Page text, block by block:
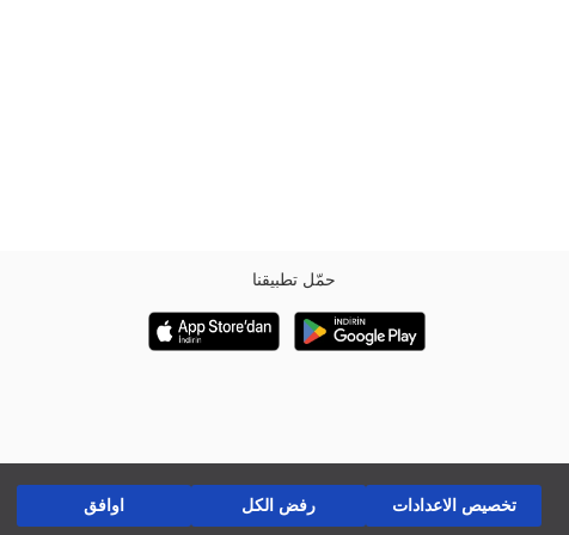
تخصيص الاعدادات رفض الكل اوافق
حمّل تطبيقنا